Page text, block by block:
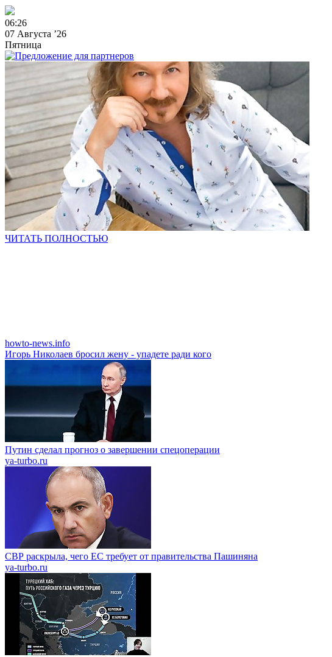
06:26
07 Августа ’26
Пятница
ЧИТАТЬ ПОЛНОСТЬЮ
howto-news.info
Игорь Николаев бросил жену - упадете ради кого
Путин сделал прогноз о завершении спецоперации
ya-turbo.ru
СВР раскрыла, чего ЕС требует от правительства Пашиняна
ya-turbo.ru